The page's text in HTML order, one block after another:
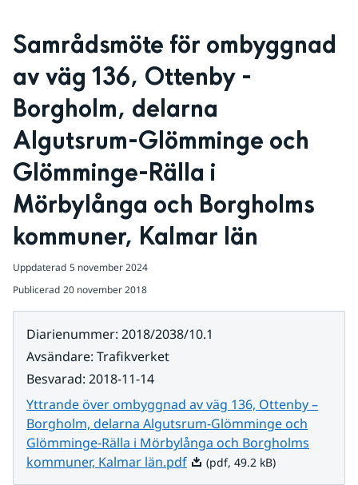
Samrådsmöte för ombyggnad
av väg 136, Ottenby -
Borgholm, delarna
Algutsrum-Glömminge och
Glömminge-Rälla i
Mörbylånga och Borgholms
kommuner, Kalmar län
Uppdaterad 5 november 2024
Publicerad 20 november 2018
Diarienummer: 2018/2038/10.1
Avsändare: Trafikverket
Besvarad: 2018-11-14
Yttrande över ombyggnad av väg 136, Ottenby –
Borgholm, delarna Algutsrum-Glömminge och
Glömminge-Rälla i Mörbylånga och Borgholms
kommuner, Kalmar län.pdfPdf, 49.2 kB.
(pdf, 49.2 kB)